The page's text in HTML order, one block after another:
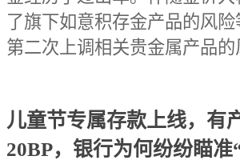
了旗下如意积存金产品的风
第二次上调相关贵金属产品的
儿童节专属存款上线，有
20BP，银行为何纷纷瞄准